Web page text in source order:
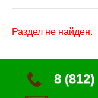
Раздел не найден.
8 (812)